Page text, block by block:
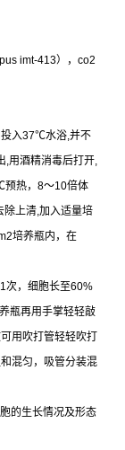
imt-413）， co2
入37℃水浴,并不
,用酒精消毒后打开,
预热， 8～10倍体
除上清,加入适量培
培养瓶内，在
1次，细胞长至60%
瓶再用手掌轻轻敲
用吹打管轻轻吹打
混匀，吸管分装混
的生长情况及形态